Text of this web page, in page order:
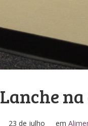
Lanche
23 de julho em